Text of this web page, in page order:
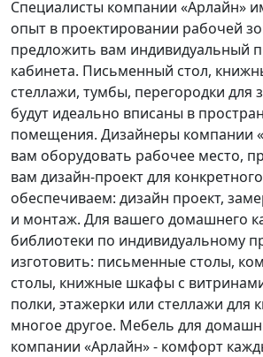
Специалисты компании «Арлайн»
опыт в проектировании рабочей
предложить вам индивидуальный
кабинета. Письменный стол,
стеллажи, тумбы, перегородки для
будут идеально вписаны в
помещения. Дизайнеры компании
вам оборудовать рабочее место,
вам дизайн-проект для
обеспечиваем: дизайн проект,
и монтаж. Для вашего домашнего
библиотеки по индивидуальному
изготовить: письменные столы,
столы, книжные шкафы с
полки, этажерки или стеллажи для
многое другое. Мебель для
компании «Арлайн» - комфорт